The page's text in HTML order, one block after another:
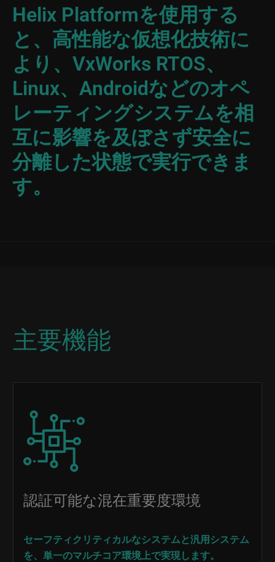
Helix Platformを使用する
と、高性能な仮想化技術に
より、VxWorks RTOS、
Linux、Androidなどのオペ
レーティングシステムを相
互に影響を及ぼさず安全に
分離した状態で実行できま
す。
主要機能
Image
認証可能な混在重要度環境
セーフティクリティカルなシステムと汎用システム
を、単一のマルチコア環境上で実現します。